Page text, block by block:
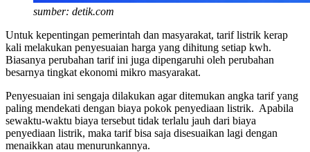
sumber: detik.com
Untuk kepentingan pemerintah dan masyarakat, tarif listrik kerap
kali melakukan penyesuaian harga yang dihitung setiap kwh.
Biasanya perubahan tarif ini juga dipengaruhi oleh perubahan
besarnya tingkat ekonomi mikro masyarakat.
Penyesuaian ini sengaja dilakukan agar ditemukan angka tarif yang
paling mendekati dengan biaya pokok penyediaan listrik. Apabila
sewaktu-waktu biaya tersebut tidak terlalu jauh dari biaya
penyediaan listrik, maka tarif bisa saja disesuaikan lagi dengan
menaikkan atau menurunkannya.